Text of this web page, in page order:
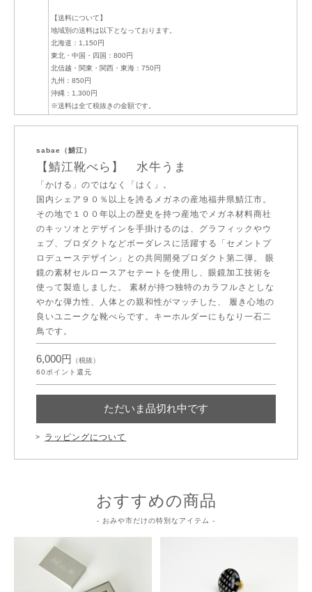
【送料について】
地域別の送料は以下となっております。
北海道：1,150円
東北・中国・四国：800円
北信越・関東・関西・東海：750円
九州：850円
沖縄：1,300円
※送料は全て税抜きの金額です。
sabae（鯖江）
【鯖江靴べら】 水牛うま
「かける」のではなく「はく」。
国内シェア９０％以上を誇るメガネの産地福井県鯖江市。
その地で１００年以上の歴史を持つ産地でメガネ材料商社
のキッソオとデザインを手掛けるのは、グラフィックやウ
ェブ、プロダクトなどボーダレスに活躍する「セメントプ
ロデュースデザイン」との共同開発プロダクト第二弾。 眼
鏡の素材セルロースアセテートを使用し、眼鏡加工技術を
使って製造しました。 素材が持つ独特のカラフルさとしな
やかな弾力性、人体との親和性がマッチした、 履き心地の
良いユニークな靴べらです。キーホルダーにもなり一石二
鳥です。
6,000円
（税抜）
60ポイント還元
ただいま品切れ中です
ラッピングについて
おすすめの商品
- おみや市だけの特別なアイテム -